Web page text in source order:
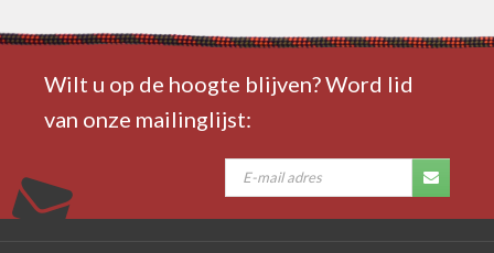
Wilt u op de hoogte blijven? Word lid
van onze mailinglijst: